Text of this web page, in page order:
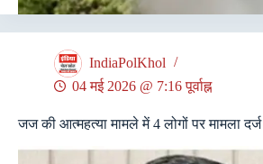
IndiaPolKhol
04 मई 2026 @ 7:16 पूर्वाह्न
जज की आत्महत्या मामले में 4 लोगों पर मामला दर्ज